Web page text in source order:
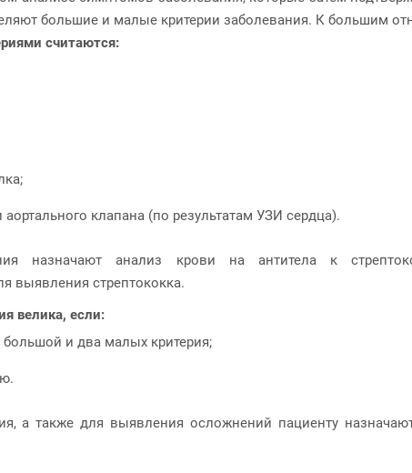
большие и малые критерии заболевания. К большим
считаются:
клапана (по результатам УЗИ сердца).
назначают анализ крови на антитела к
выявления стрептококка.
велика, если:
и два малых критерия;
а также для выявления осложнений пациенту